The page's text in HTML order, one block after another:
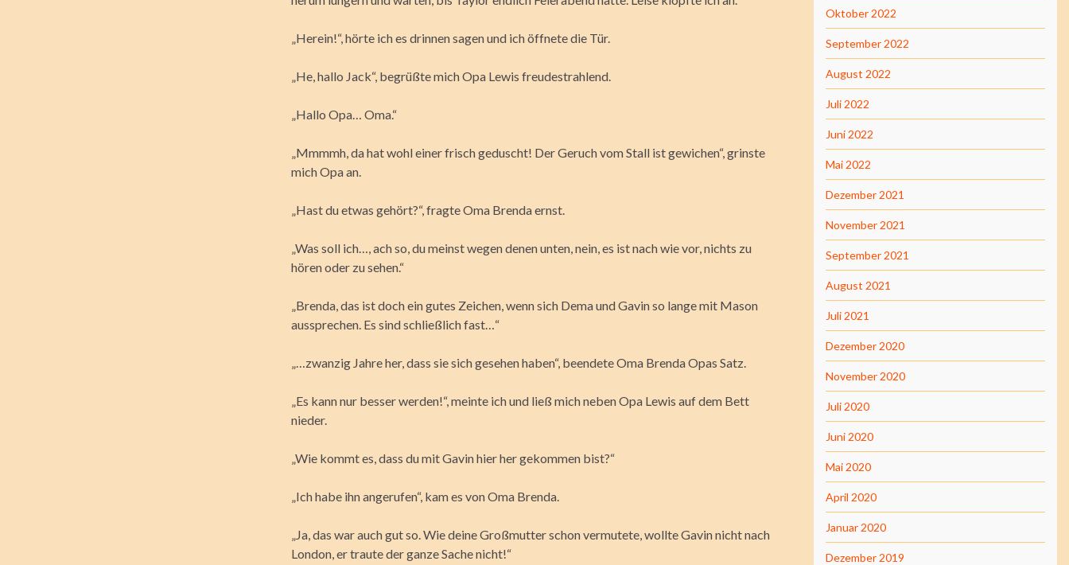
„Herein!“, hörte ich es drinnen sagen und ich öffnete die Tür.
„He, hallo Jack“, begrüßte mich Opa Lewis freudestrahlend.
„Hallo Opa… Oma.“
„Mmmmh, da hat wohl einer frisch geduscht! Der Geruch vom Stall ist gewichen“, grinste
mich Opa an.
„Hast du etwas gehört?“, fragte Oma Brenda ernst.
„Was soll ich…, ach so, du meinst wegen denen unten, nein, es ist nach wie vor, nichts zu
hören oder zu sehen.“
„Brenda, das ist doch ein gutes Zeichen, wenn sich Dema und Gavin so lange mit Mason
aussprechen. Es sind schließlich fast…“
„…zwanzig Jahre her, dass sie sich gesehen haben“, beendete Oma Brenda Opas Satz.
„Es kann nur besser werden!“, meinte ich und ließ mich neben Opa Lewis auf dem Bett
nieder.
„Wie kommt es, dass du mit Gavin hier her gekommen bist?“
„Ich habe ihn angerufen“, kam es von Oma Brenda.
„Ja, das war auch gut so. Wie deine Großmutter schon vermutete, wollte Gavin nicht nach
London, er traute der ganze Sache nicht!“
Oktober 2022
September 2022
August 2022
Juli 2022
Juni 2022
Mai 2022
Dezember 2021
November 2021
September 2021
August 2021
Juli 2021
Dezember 2020
November 2020
Juli 2020
Juni 2020
Mai 2020
April 2020
Januar 2020
Dezember 2019